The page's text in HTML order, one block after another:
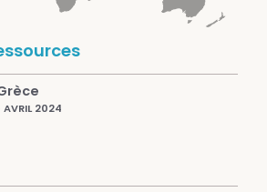
AVRIL 2024